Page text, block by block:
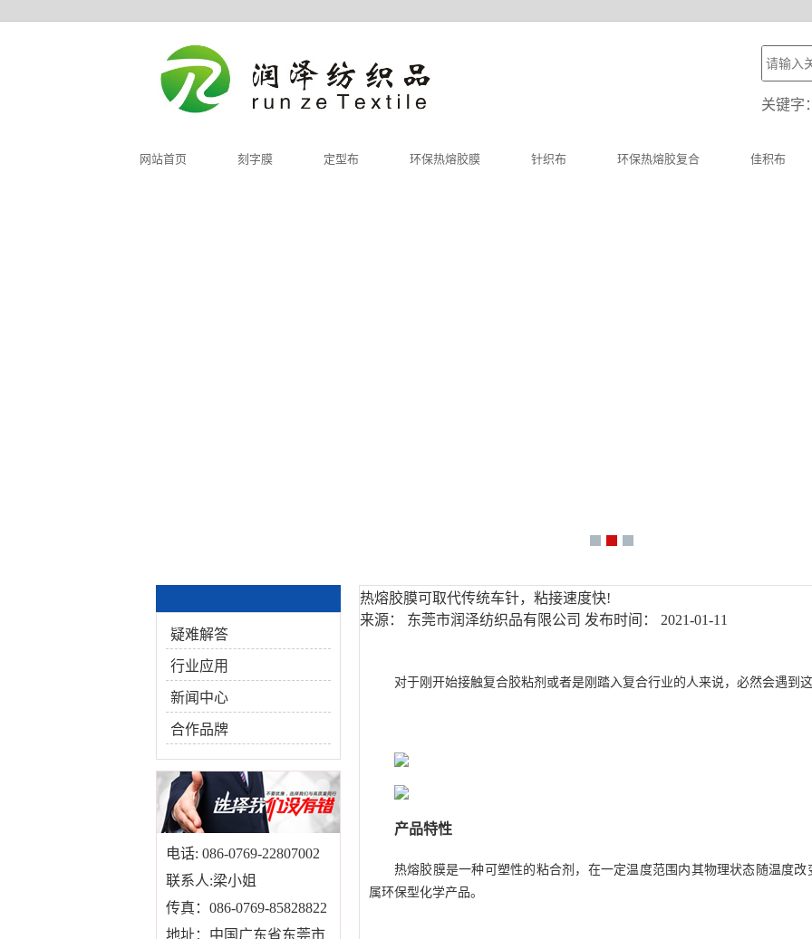
关键字
网站首页 刻字膜 定型布 环保热熔胶膜 针织布 环保热熔胶复合 佳积布
疑难解答
行业应用
新闻中心
合作品牌
电话: 086-0769-22807002
联系人:梁小姐
传真：086-0769-85828822
地址：中国广东省东莞市
热熔胶膜可取代传统车针，粘接速度快!
来源： 东莞市润泽纺织品有限公司 发布时间： 2021-01-11
对于刚开始接触复合胶粘剂或者是刚踏入复合行业的人来说，必然会遇到
产品特性
热熔胶膜是一种可塑性的粘合剂，在一定温度范围内其物理状态随温度
属环保型化学产品。